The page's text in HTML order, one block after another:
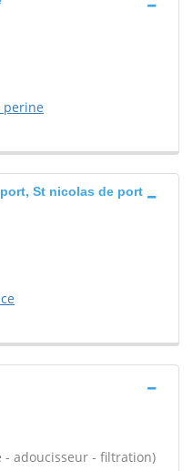
perine
St nicolas de port
adoucisseur - filtration)